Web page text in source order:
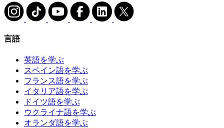
言語
英語を学ぶ
スペイン語を学ぶ
フランス語を学ぶ
イタリア語を学ぶ
ドイツ語を学ぶ
ウクライナ語を学ぶ
オランダ語を学ぶ